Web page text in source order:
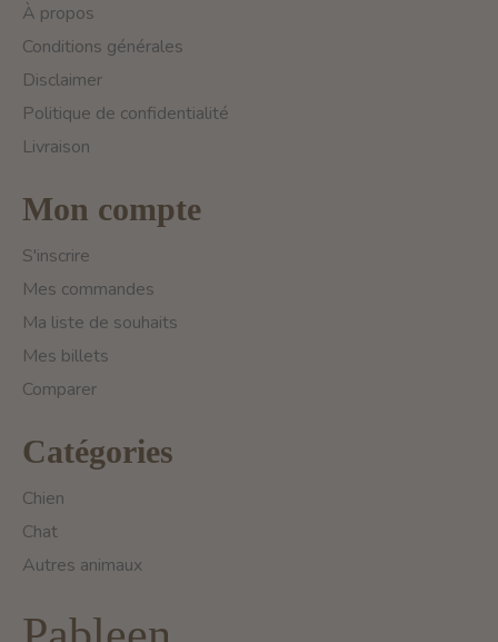
À propos
Conditions générales
Disclaimer
Politique de confidentialité
Livraison
Mon compte
S'inscrire
Mes commandes
Ma liste de souhaits
Mes billets
Comparer
Catégories
Chien
Chat
Autres animaux